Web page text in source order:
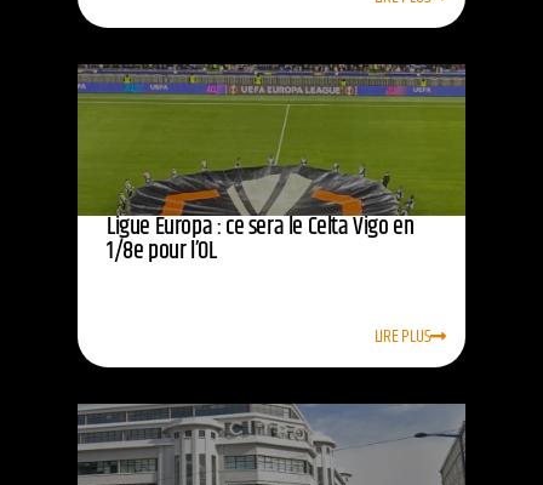
Ligue Europa : ce sera le Celta Vigo en
1/8e pour l’OL
LIRE PLUS